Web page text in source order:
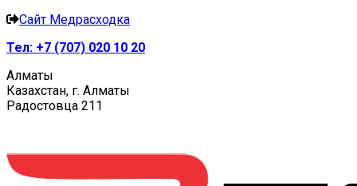
Сайт Медрасходка
Тел: +7 (707) 020 10 20
Алматы
Казахстан, г. Алматы
Радостовца 211